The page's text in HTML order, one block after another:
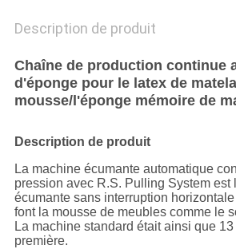
Description de produit
Chaîne de production continue
d'éponge pour le latex de
mousse/l'éponge mémoire de
Description de produit
La machine écumante automatique
pression avec R.S. Pulling System est
écumante sans interruption
font la mousse de meubles comme le
La machine standard était ainsi que
première.